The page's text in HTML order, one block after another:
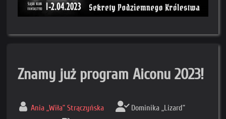
Znamy już program Aiconu 2023!
Ania „Wiła” Strączyńska
Dominika „Lizard”